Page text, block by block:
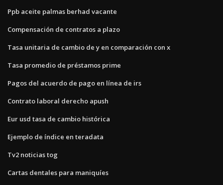
Ppb aceite palmas berhad vacante
Compensación de contratos a plazo
Tasa unitaria de cambio de y en comparación con x
Tasa promedio de préstamos prime
Pagos del acuerdo de pago en línea de irs
Contrato laboral derecho apush
Eur usd tasa de cambio histórica
Ejemplo de índice en teradata
Tv2 noticias tog
Cartas dentales para maniquíes